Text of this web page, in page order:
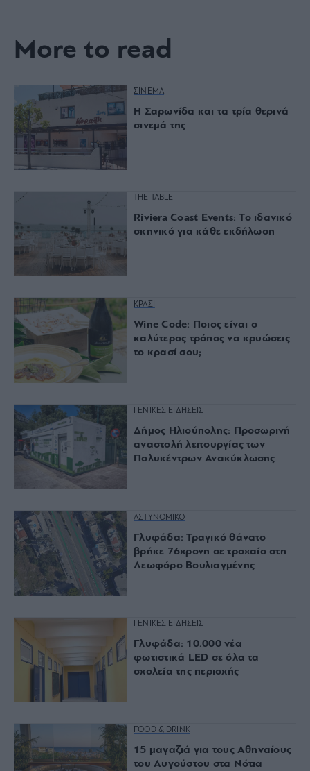
More to read
ΣΙΝΕΜΑ
Η Σαρωνίδα και τα τρία θερινά
σινεμά της
THE TABLE
Riviera Coast Events: Το ιδανικό
σκηνικό για κάθε εκδήλωση
ΚΡΑΣΙ
Wine Code: Ποιος είναι ο
καλύτερος τρόπος να κρυώσεις
το κρασί σου;
ΓΕΝΙΚΕΣ ΕΙΔΗΣΕΙΣ
Δήμος Ηλιούπολης: Προσωρινή
αναστολή λειτουργίας των
Πολυκέντρων Ανακύκλωσης
ΑΣΤΥΝΟΜΙΚΟ
Γλυφάδα: Τραγικό θάνατο
βρήκε 76χρονη σε τροχαίο στη
Λεωφόρο Βουλιαγμένης
ΓΕΝΙΚΕΣ ΕΙΔΗΣΕΙΣ
Γλυφάδα: 10.000 νέα
φωτιστικά LED σε όλα τα
σχολεία της περιοχής
FOOD & DRINK
15 μαγαζιά για τους Αθηναίους
του Αυγούστου στα Νότια